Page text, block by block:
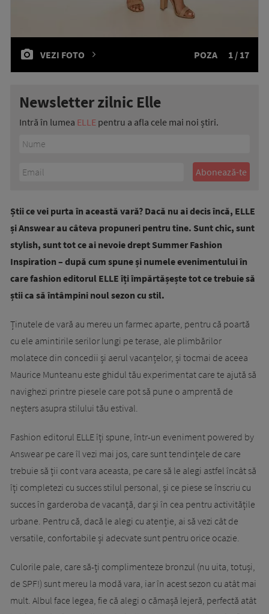
VEZI FOTO POZA 1 / 17
Newsletter zilnic Elle
Intră în lumea ELLE pentru a afla cele mai noi știri.
Știi ce vei purta în această vară? Dacă nu ai decis încă, ELLE
și Answear au câteva propuneri pentru tine. Sunt chic, sunt
stylish, sunt tot ce ai nevoie drept Summer Fashion
Inspiration – după cum spune și numele evenimentului în
care fashion editorul ELLE îți împărtășește tot ce trebuie să
știi ca să întâmpini noul sezon cu stil.
Ținutele de vară au mereu un farmec aparte, pentru că poartă
cu ele amintirile serilor lungi pe terase, ale plimbărilor
molatece din concedii și aerul vacanțelor, și tocmai de aceea
Maurice Munteanu este ghidul tău experimentat care te ajută să
navighezi printre piesele care pot să pune o amprentă de
neșters asupra stilului tău estival.
Fashion editorul ELLE îți spune, într-un eveniment powered by
Answear pe care îl vezi mai jos, care sunt tendințele de care
trebuie să ții cont vara aceasta, pe care să le alegi astfel încât să
îți completezi cu succes stilul personal, și ce piese se înscriu cu
succes în garderoba de vacanță, dar și în cea pentru activitățile
urbane. Pentru că, dacă le alegi cu atenție, ai să vezi cât de
versatile, confortabile și adecvate sunt pentru orice ocazie.
Culorile pale, care să-ți complimenteze bronzul (nu uita, totuși,
de SPF!) sunt mereu la modă vara, iar în acest sezon cu atât mai
mult. Albul face legea, fie că alegi o cămașă lejeră, perfectă atât